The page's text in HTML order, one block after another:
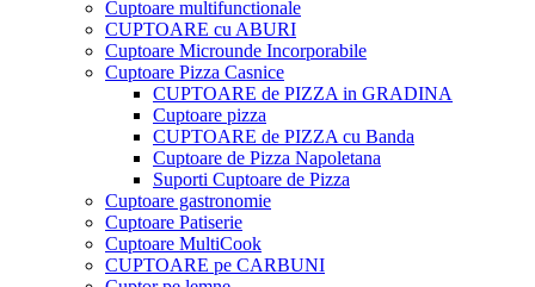
Cuptoare multifunctionale
CUPTOARE cu ABURI
Cuptoare Microunde Incorporabile
Cuptoare Pizza Casnice
CUPTOARE de PIZZA in GRADINA
Cuptoare pizza
CUPTOARE de PIZZA cu Banda
Cuptoare de Pizza Napoletana
Suporti Cuptoare de Pizza
Cuptoare gastronomie
Cuptoare Patiserie
Cuptoare MultiCook
CUPTOARE pe CARBUNI